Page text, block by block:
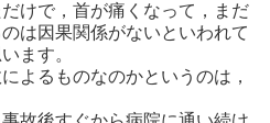
けで，首が痛くなって，まだ
は因果関係がないといわれて
ます。
よるものなのかというのは，